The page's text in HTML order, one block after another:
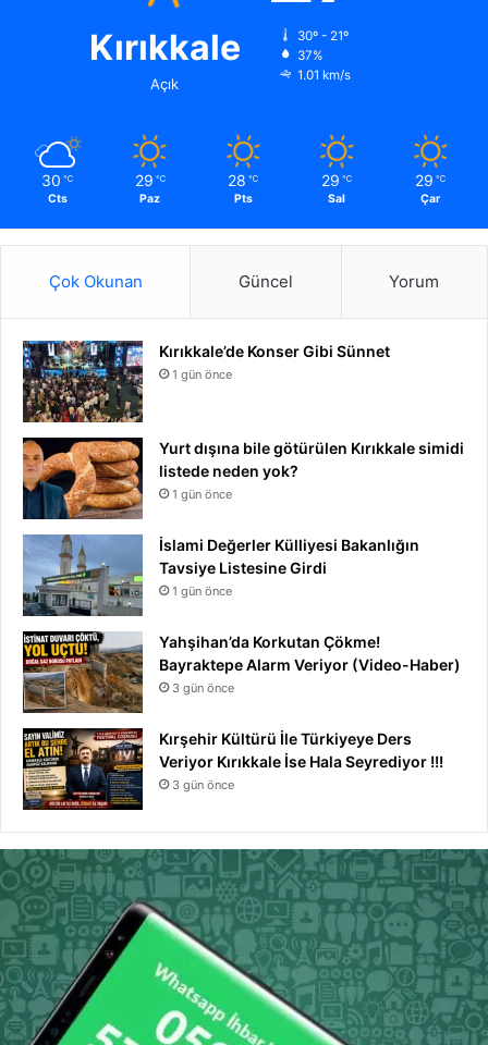
Kırıkkale
Açık
30º - 21º
37%
1.01 km/s
30 ℃
Cts
29 ℃
Paz
28 ℃
Pts
29 ℃
Sal
29 ℃
Çar
Çok Okunan Güncel Yorum
Kırıkkale’de Konser Gibi Sünnet
1 gün önce
Yurt dışına bile götürülen Kırıkkale simidi
listede neden yok?
1 gün önce
İslami Değerler Külliyesi Bakanlığın
Tavsiye Listesine Girdi
1 gün önce
Yahşihan’da Korkutan Çökme!
Bayraktepe Alarm Veriyor (Video-Haber)
3 gün önce
Kırşehir Kültürü İle Türkiyeye Ders
Veriyor Kırıkkale İse Hala Seyrediyor !!!
3 gün önce